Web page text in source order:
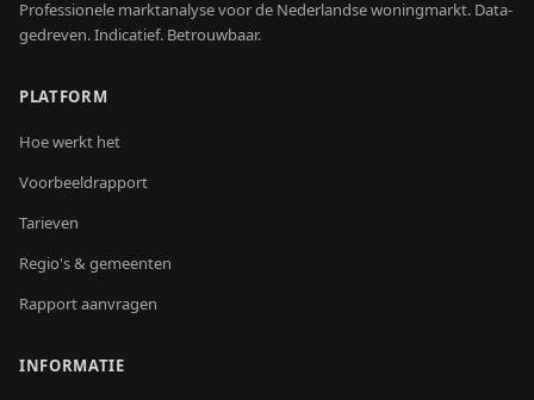
Professionele marktanalyse voor de Nederlandse woningmarkt. Data-
gedreven. Indicatief. Betrouwbaar.
PLATFORM
Hoe werkt het
Voorbeeldrapport
Tarieven
Regio's & gemeenten
Rapport aanvragen
INFORMATIE